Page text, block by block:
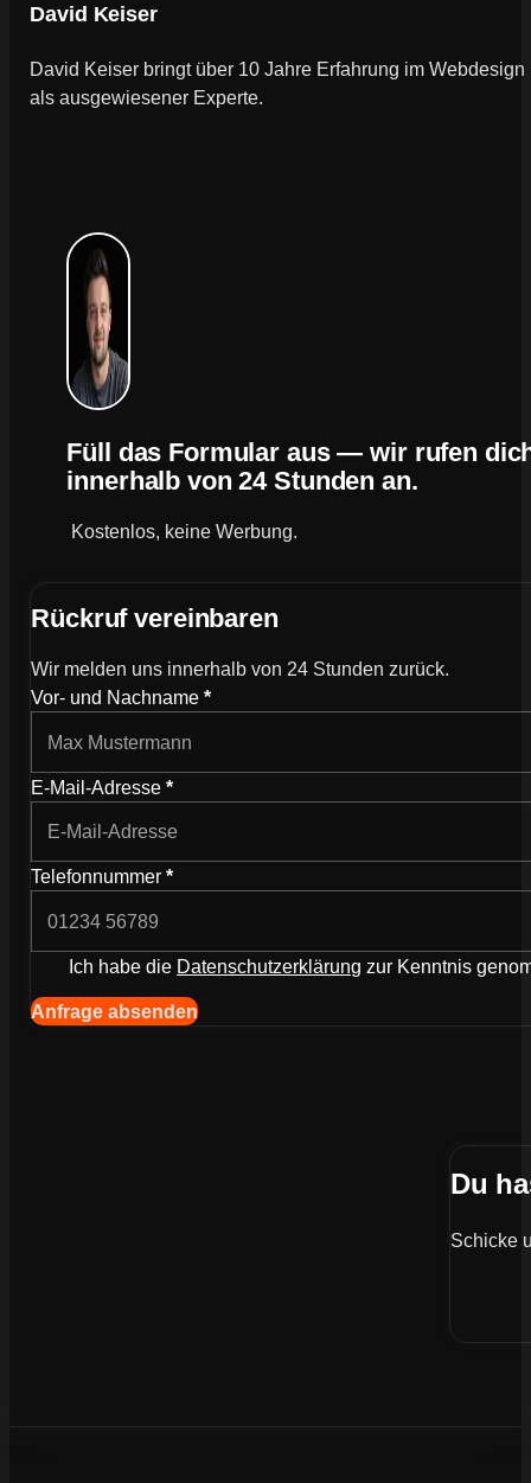
David Keiser
David Keiser bringt über 10 Jahre Erfahrung im
als ausgewiesener Experte.
Rückruf vereinbaren
Wir melden uns innerhalb von 24 Stunden zurück.
Wie können wir dich kontaktieren?
Vor- und Nachname *
E-Mail-Adresse *
Telefonnummer *
Ich habe die Datenschutzerklärung zur Kenntnis
Navigation (Kopie) (Kopieren) (Kopieren)
Anfrage absenden
Füll das Formular aus — wir rufen
innerhalb von 24 Stunden an.
Kostenlos, keine Werbung.
Du
Schicke